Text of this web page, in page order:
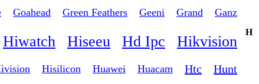
Ganz
Grand
Geeni
Green Feathers
Goahead
H
Hikvision
Hd Ipc
Hiseeu
Hiwatch
Hunt
Htc
Huacam
Huawei
Hisilicon